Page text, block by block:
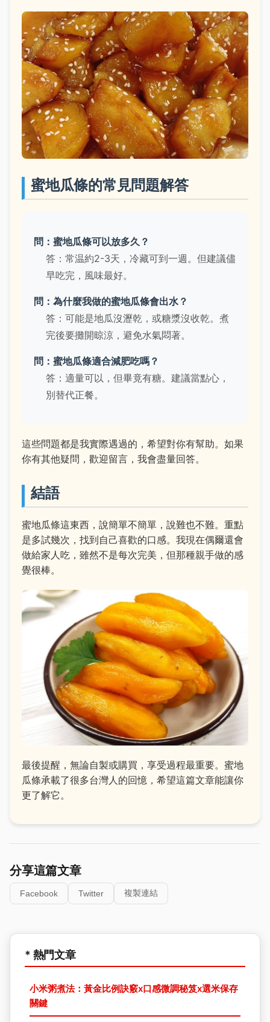
蜜地瓜條的常見問題解答
問：蜜地瓜條可以放多久？
答：常温約2-3天，冷藏可到一週。但建議儘
早吃完，風味最好。
問：為什麼我做的蜜地瓜條會出水？
答：可能是地瓜沒瀝乾，或糖漿沒收乾。煮
完後要攤開晾涼，避免水氣悶著。
問：蜜地瓜條適合減肥吃嗎？
答：適量可以，但畢竟有糖。建議當點心，
別替代正餐。
這些問題都是我實際遇過的，希望對你有幫助。如果
你有其他疑問，歡迎留言，我會盡量回答。
結語
蜜地瓜條這東西，說簡單不簡單，說難也不難。重點
是多試幾次，找到自己喜歡的口感。我現在偶爾還會
做給家人吃，雖然不是每次完美，但那種親手做的感
覺很棒。
最後提醒，無論自製或購買，享受過程最重要。蜜地
瓜條承載了很多台灣人的回憶，希望這篇文章能讓你
更了解它。
分享這篇文章
Facebook Twitter 複製連結
* 熱門文章
小米粥煮法：黃金比例訣竅x口感微調秘笈x選米保存
關鍵